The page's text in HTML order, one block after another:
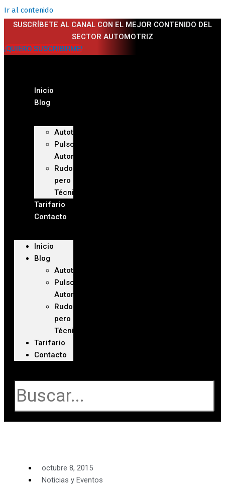
Ir al contenido
SUSCRÍBETE AL CANAL CON EL MEJOR CONTENIDO DEL
SECTOR AUTOMOTRIZ
¡QUIERO SUSCRIBIRME!
Inicio
Blog
Autoteca
Pulso
Automotriz
Rudo
pero
Técnico
Tarifario
Contacto
Inicio
Blog
Autoteca
Pulso
Automotriz
Rudo
pero
Técnico
Tarifario
Contacto
octubre 8, 2015
Noticias y Eventos